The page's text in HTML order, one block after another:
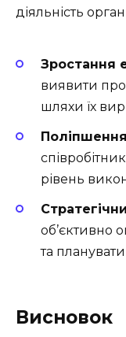
діяльність
Зростання
виявити
шляхи їх
Поліпшення
рівень
об’єктивно
та
Висновок